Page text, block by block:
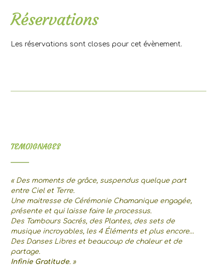
Réservations
Les réservations sont closes pour cet évènement.
TEMOIGNAGES
« Des moments de grâce, suspendus quelque part
entre Ciel et Terre.
Une maitresse de Cérémonie Chamanique engagée,
présente et qui laisse faire le processus.
Des Tambours Sacrés, des Plantes, des sets de
musique incroyables, les 4 Éléments et plus encore…
Des Danses Libres et beaucoup de chaleur et de
partage.
Infinie Gratitude. »